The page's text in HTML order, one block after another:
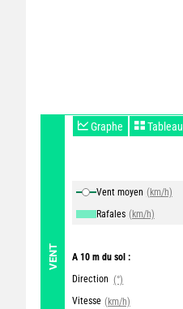
VENT
Graphe Tableau
Vent moyen (km/h)
Rafales (km/h)
A 10 m du sol :
Direction (°)
Vitesse (km/h)